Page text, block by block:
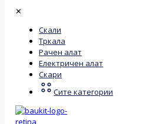
✕
Скали
Тркала
Рачен алат
Електричен алат
Скари
Сите категории